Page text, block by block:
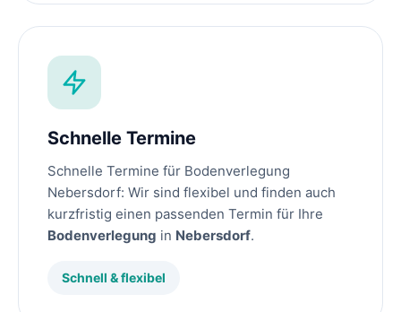
Schnelle Termine
Schnelle Termine für Bodenverlegung
Nebersdorf: Wir sind flexibel und finden auch
kurzfristig einen passenden Termin für Ihre
Bodenverlegung in Nebersdorf.
Schnell & flexibel